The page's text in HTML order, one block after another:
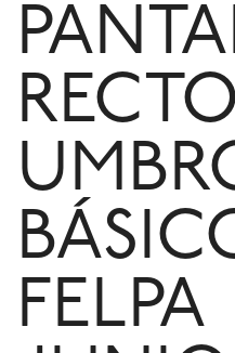
RECTO
FELPA